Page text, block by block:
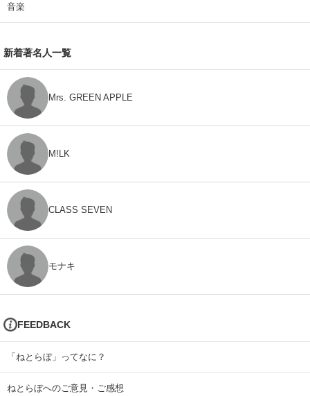
音楽
新着著名人一覧
Mrs. GREEN APPLE
M!LK
CLASS SEVEN
モナキ
FEEDBACK
「ねとらぼ」ってなに？
ねとらぼへのご意見・ご感想